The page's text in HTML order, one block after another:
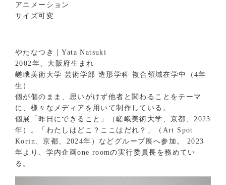
アニメーション
サイズ可変
やたなつき｜Yata Natsuki
2002年、大阪府生まれ
嵯峨美術大学 芸術学部 造形学科 複合領域在学中（4年
生）
個が個のまま、思いがけず他者と関わることをテーマ
に、様々なメディアを用いて制作している。
個展「昨日にできること」（嵯峨美術大学、京都、2023
年）。「わたしはどこ？ここはだれ？」（Art Spot
Korin、京都、2024年）などグループ展へ参加。 2023
年より、学内企画one roomの実行委員長を務めてい
る。